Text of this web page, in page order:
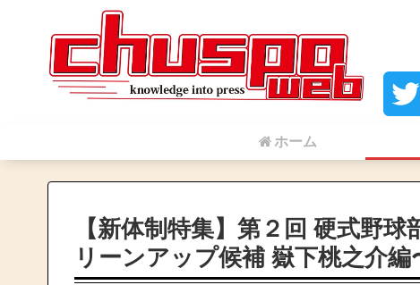
ホーム
【新体制特集】第２回 硬式野
リーンアップ候補 嶽下桃之介編